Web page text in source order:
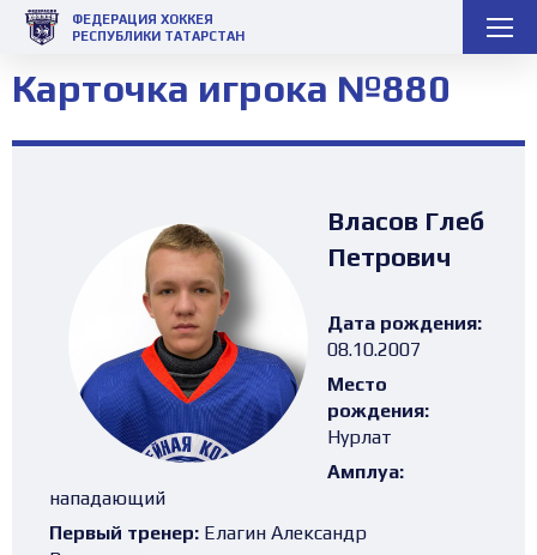
ФЕДЕРАЦИЯ ХОККЕЯ
РЕСПУБЛИКИ ТАТАРСТАН
Карточка игрока №880
Власов Глеб
Петрович
Дата рождения:
08.10.2007
Место
рождения:
Нурлат
Амплуа:
нападающий
Первый тренер: Елагин Александр